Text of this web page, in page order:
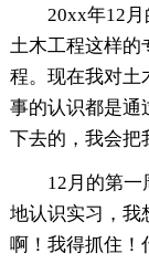
20xx年12
土木工程这样的
程。现在我对土
事的认识都是通
下去的，我会把
12月的第
地认识实习，我
啊！我得抓住！